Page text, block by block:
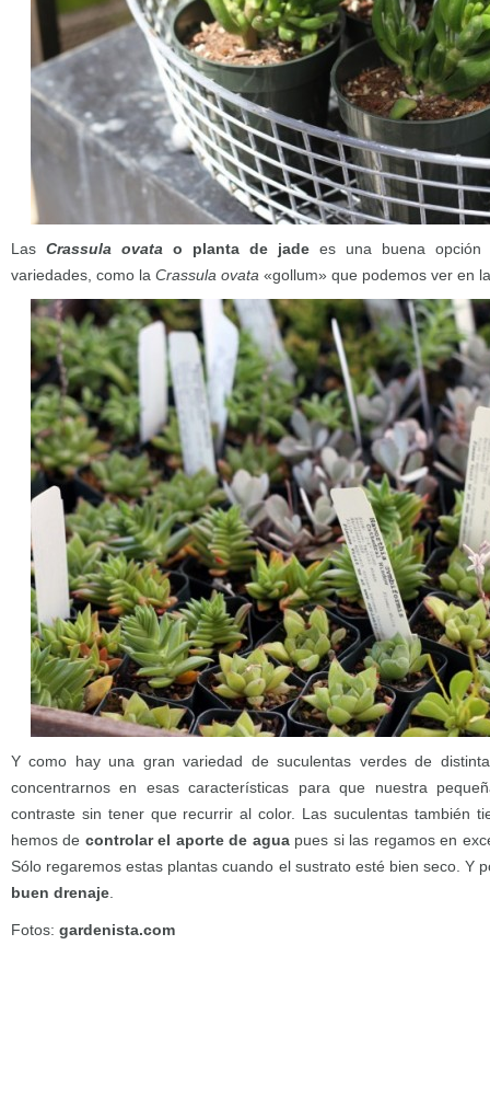
Las Crassula ovata o planta de jade es una buena opción
variedades, como la Crassula ovata «gollum» que podemos ver en
Y como hay una gran variedad de suculentas verdes de
concentrarnos en esas características para que nuestra
contraste sin tener que recurrir al color. Las suculentas también
hemos de controlar el aporte de agua pues si las regamos en
Sólo regaremos estas plantas cuando el sustrato esté bien seco. Y
buen drenaje
Fotos: gardenista.com